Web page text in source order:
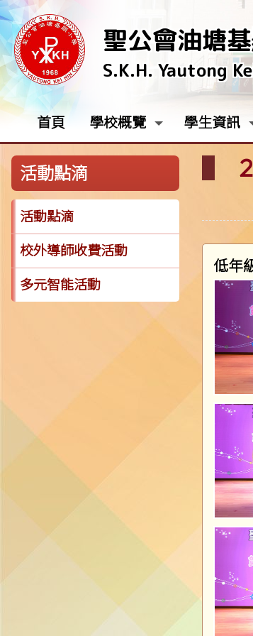
聖公會油塘
S.K.H. Yautong
首頁 學校概覽 學生資訊
活動點滴
活動點滴
校外導師收費活動
多元智能活動
低年